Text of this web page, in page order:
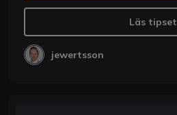
Läs tipset
jewertsson